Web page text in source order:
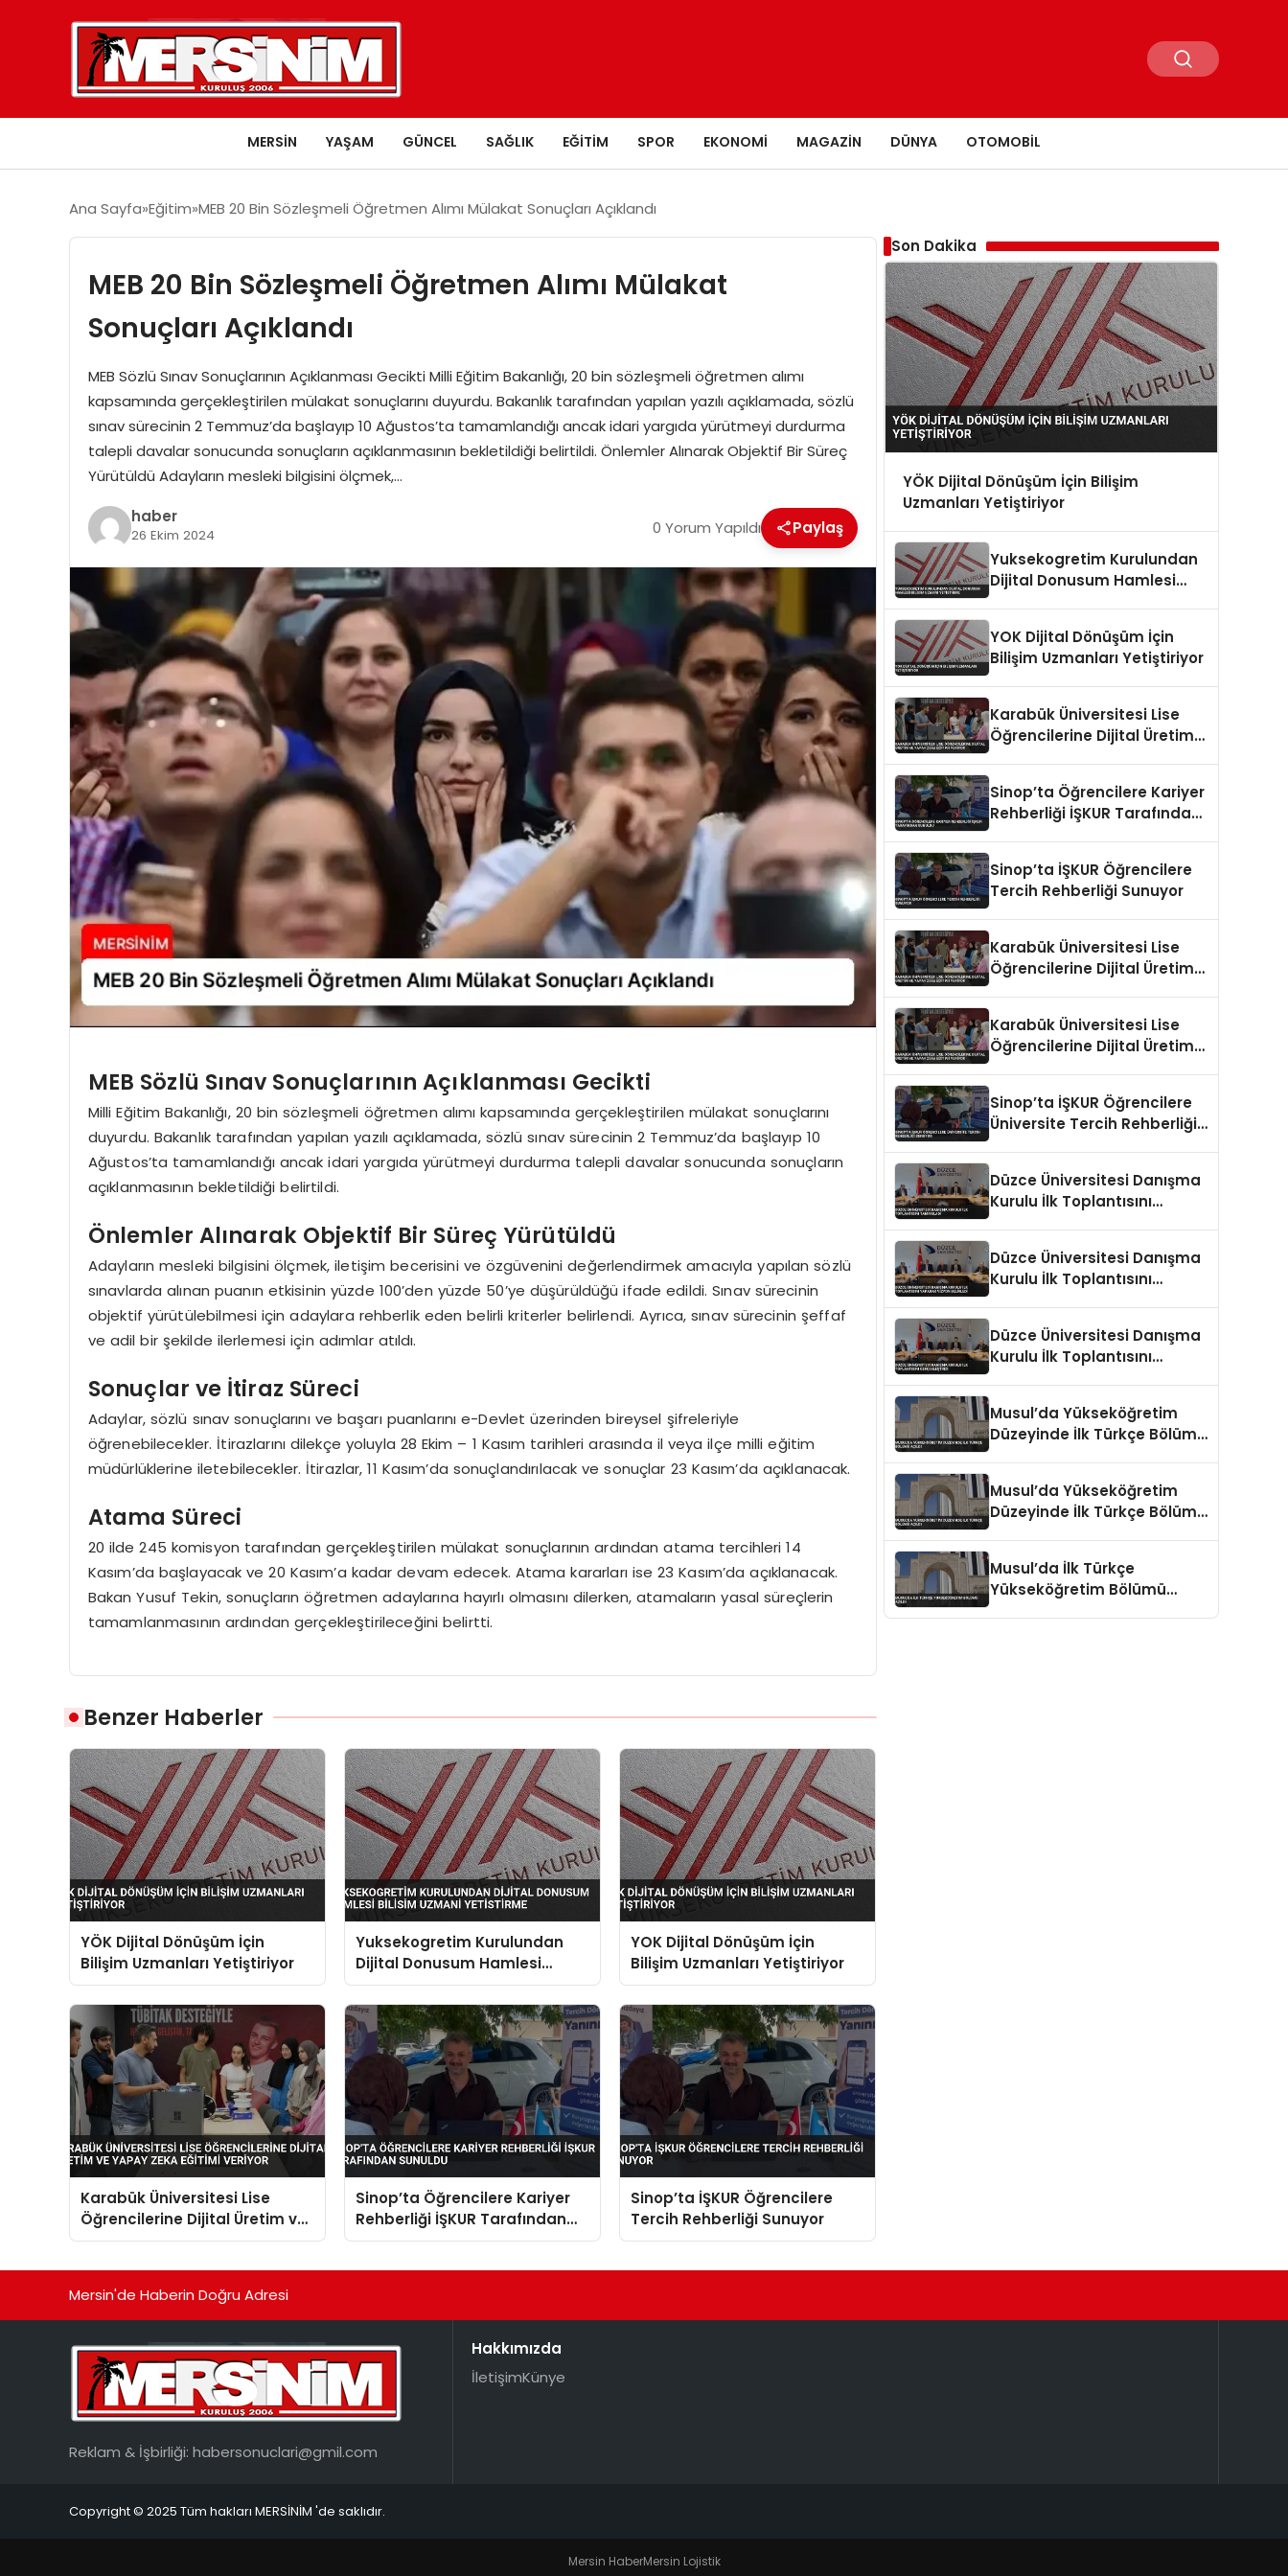
MERSIN YAŞAM GÜNCEL SAĞLIK EĞITIM SPOR EKONOMI MAGAZIN DÜNYA OTOMOBIL
Ana Sayfa Eğitim MEB 20 Bin Sözleşmeli Öğretmen Alımı Mülakat Sonuçları Açıklandı
MEB 20 Bin Sözleşmeli Öğretmen Alımı Mülakat
Sonuçları Açıklandı
MEB Sözlü Sınav Sonuçlarının Açıklanması Gecikti Milli Eğitim Bakanlığı, 20 bin sözleşmeli öğretmen alımı
kapsamında gerçekleştirilen mülakat sonuçlarını duyurdu. Bakanlık tarafından yapılan yazılı açıklamada, sözlü
sınav sürecinin 2 Temmuz’da başlayıp 10 Ağustos’ta tamamlandığı ancak idari yargıda yürütmeyi durdurma
talepli davalar sonucunda sonuçların açıklanmasının bekletildiği belirtildi. Önlemler Alınarak Objektif Bir Süreç
Yürütüldü Adayların mesleki bilgisini ölçmek,…
haber
26 Ekim 2024 0 Yorum Yapıldı Paylaş
MEB Sözlü Sınav Sonuçlarının Açıklanması Gecikti
Milli Eğitim Bakanlığı, 20 bin sözleşmeli öğretmen alımı kapsamında gerçekleştirilen mülakat sonuçlarını
duyurdu. Bakanlık tarafından yapılan yazılı açıklamada, sözlü sınav sürecinin 2 Temmuz’da başlayıp 10
Ağustos’ta tamamlandığı ancak idari yargıda yürütmeyi durdurma talepli davalar sonucunda sonuçların
açıklanmasının bekletildiği belirtildi.
Önlemler Alınarak Objektif Bir Süreç Yürütüldü
Adayların mesleki bilgisini ölçmek, iletişim becerisini ve özgüvenini değerlendirmek amacıyla yapılan sözlü
sınavlarda alınan puanın etkisinin yüzde 100’den yüzde 50’ye düşürüldüğü ifade edildi. Sınav sürecinin
objektif yürütülebilmesi için adaylara rehberlik eden belirli kriterler belirlendi. Ayrıca, sınav sürecinin şeffaf
ve adil bir şekilde ilerlemesi için adımlar atıldı.
Sonuçlar ve İtiraz Süreci
Adaylar, sözlü sınav sonuçlarını ve başarı puanlarını e-Devlet üzerinden bireysel şifreleriyle
öğrenebilecekler. İtirazlarını dilekçe yoluyla 28 Ekim – 1 Kasım tarihleri arasında il veya ilçe milli eğitim
müdürlüklerine iletebilecekler. İtirazlar, 11 Kasım’da sonuçlandırılacak ve sonuçlar 23 Kasım’da açıklanacak.
Atama Süreci
20 ilde 245 komisyon tarafından gerçekleştirilen mülakat sonuçlarının ardından atama tercihleri 14
Kasım’da başlayacak ve 20 Kasım’a kadar devam edecek. Atama kararları ise 23 Kasım’da açıklanacak.
Bakan Yusuf Tekin, sonuçların öğretmen adaylarına hayırlı olmasını dilerken, atamaların yasal süreçlerin
tamamlanmasının ardından gerçekleştirileceğini belirtti.
Benzer Haberler
YÖK Dijital Dönüşüm İçin
Bilişim Uzmanları Yetiştiriyor
Yuksekogretim Kurulundan
Dijital Donusum Hamlesi
Bilisim Uzmani Yetistirme
YOK Dijital Dönüşüm İçin
Bilişim Uzmanları Yetiştiriyor
Karabük Üniversitesi Lise
Öğrencilerine Dijital Üretim ve
Yapay Zeka Eğitimi Veriyor
Sinop’ta Öğrencilere Kariyer
Rehberliği İŞKUR Tarafından
Sunuldu
Sinop’ta İŞKUR Öğrencilere
Tercih Rehberliği Sunuyor
Son Dakika
YÖK Dijital Dönüşüm İçin Bilişim
Uzmanları Yetiştiriyor
Yuksekogretim Kurulundan
Dijital Donusum Hamlesi
YOK Dijital Dönüşüm İçin
Bilişim Uzmanları Yetiştiriyor
Karabük Üniversitesi Lise
Öğrencilerine Dijital Üretim
Sinop’ta Öğrencilere Kariyer
Rehberliği İŞKUR Tarafından
Sinop’ta İŞKUR Öğrencilere
Tercih Rehberliği Sunuyor
Karabük Üniversitesi Lise
Öğrencilerine Dijital Üretim
Karabük Üniversitesi Lise
Öğrencilerine Dijital Üretim
Sinop’ta İŞKUR Öğrencilere
Üniversite Tercih Rehberliği
Düzce Üniversitesi Danışma
Kurulu İlk Toplantısını
Düzce Üniversitesi Danışma
Kurulu İlk Toplantısını
Düzce Üniversitesi Danışma
Kurulu İlk Toplantısını
Musul’da Yükseköğretim
Düzeyinde İlk Türkçe Bölümü
Musul’da Yükseköğretim
Düzeyinde İlk Türkçe Bölümü
Musul’da İlk Türkçe
Yükseköğretim Bölümü
Mersin'de Haberin Doğru Adresi
Reklam & İşbirliği: habersonuclari@gmil.com
Hakkımızda
İletişimKünye
Copyright © 2025 Tüm hakları MERSİNİM 'de saklıdır.
Mersin HaberMersin Lojistik